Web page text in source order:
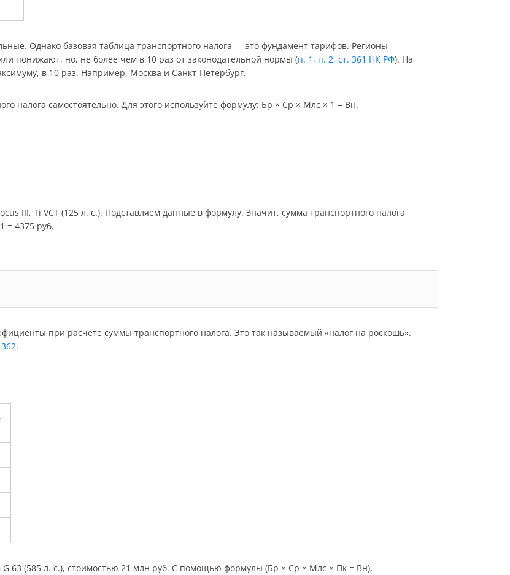
Однако базовая таблица транспортного налога — это фундамент тарифов. Регионы
понижают, но, не более чем в 10 раз от законодательной нормы (п. 1, п. 2, ст. 361 НК РФ). На
в 10 раз. Например, Москва и Санкт-Петербург.
налога самостоятельно. Для этого используйте формулу: Бр × Ср × Млс × 1 = Вн.
III, Ti VCT (125 л. с.). Подставляем данные в формулу. Значит, сумма транспортного налога
= 4375 руб.
при расчете суммы транспортного налога. Это так называемый «налог на роскошь».
.
63 (585 л. с.), стоимостью 21 млн руб. С помощью формулы (Бр × Ср × Млс × Пк = Вн),